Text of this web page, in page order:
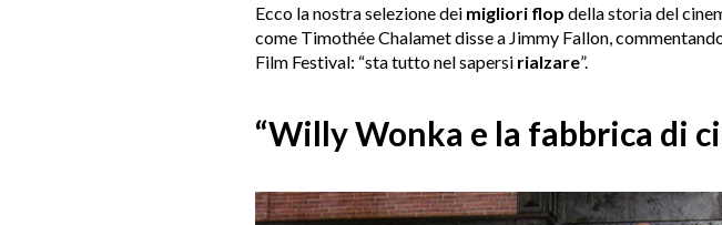
Ecco la nostra selezione dei migliori flop della storia del
come Timothée Chalamet disse a Jimmy Fallon,
Film Festival: “sta tutto nel sapersi rialzare”.
“Willy Wonka e la fabbrica di